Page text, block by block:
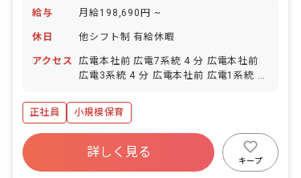
給与 月給198,690円 ~
休日 他シフト制 有給休暇
アクセス
広電本社前 広電7系統 4 分 広電本社前
広電3系統 4 分 広電本社前 広電1系統 4
前 広電1系統 4 分
正社員 小規模保育
詳しく見る
キープ